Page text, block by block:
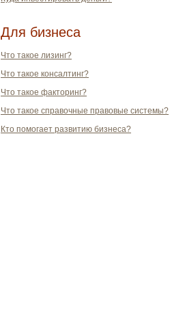
Для бизнеса
Что такое лизинг?
Что такое консалтинг?
Что такое факторинг?
Что такое справочные правовые системы?
Кто помогает развитию бизнеса?